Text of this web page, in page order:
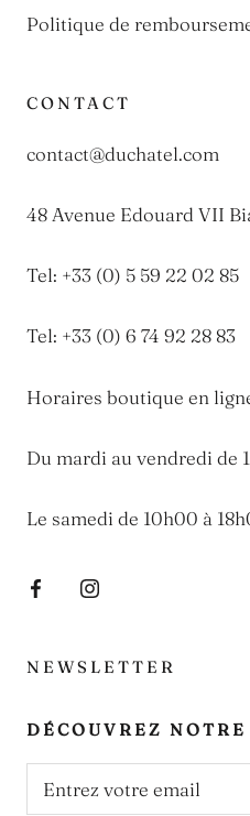
Politique de
CONTACT
contact@duchatel.com
48 Avenue Edouard VII
Tel: +33 (0) 5 59 22 02 85
Tel: +33 (0) 6 74 92 28 83
Horaires boutique en
Du mardi au vendredi de
Le samedi de 10h00 à
NEWSLETTER
DÉCOUVREZ